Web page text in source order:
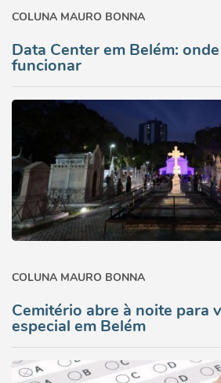
COLUNA MAURO BONNA
Data Center em Belém:
funcionar
COLUNA MAURO BONNA
Cemitério abre à noite para
especial em Belém